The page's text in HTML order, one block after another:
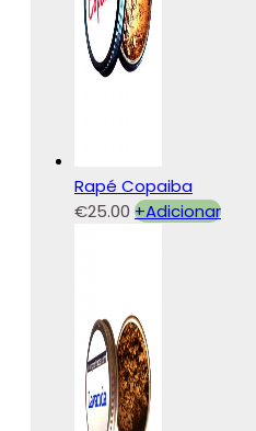
Rapé Copaiba
€25.00 +Adicionar